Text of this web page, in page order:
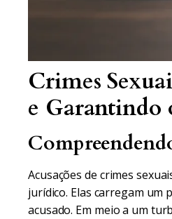
Crimes
e Garantindo
Acusações de crimes
jurídico. Elas carregam um
acusado. Em meio a um